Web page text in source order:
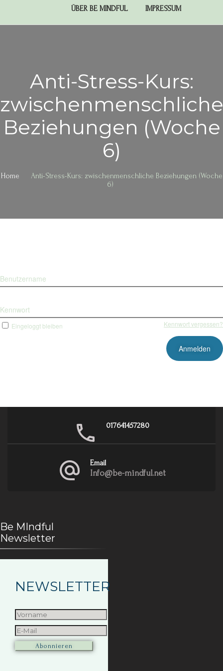
ÜBER BE MINDFUL IMPRESSUM
Anti-Stress-Kurs:
zwischenmenschliche
Beziehungen (Woche
6)
Home
Anti-Stress-Kurs: zwischenmenschliche Beziehungen (Woche
6)
Benutzername
Kennwort
Eingeloggt bleiben Kennwort vergessen?
017641457280
Email
Info@be-mindful.net
Be MIndful
Newsletter
NEWSLETTER